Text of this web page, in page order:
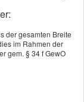
weiterempfehlen.
der gesamten Breite
im Rahmen der
gem. § 34 f GewO